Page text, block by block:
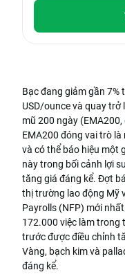
Bạc đang giảm gần 7%
USD/ounce và quay
mũ 200 ngày
EMA200 đóng vai trò
và có thể báo hiệu một
này trong bối cảnh lợi
tăng giá đáng kể. Đợt
thị trường lao động Mỹ
Payrolls (NFP) mới
172.000 việc làm trong
trước được điều chỉnh
Vàng, bạch kim và
đáng kể.